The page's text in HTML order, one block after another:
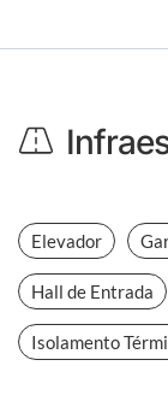
Elevador
Hall de Entrada
Isolamento